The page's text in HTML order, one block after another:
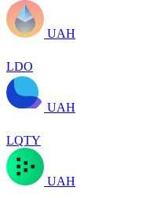
UAH
LDO
UAH
LQTY
UAH